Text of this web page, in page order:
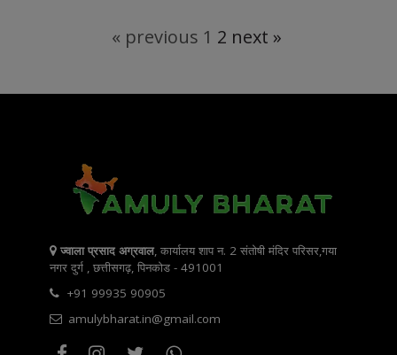
« previous 1 2 next »
ज्वाला प्रसाद अग्रवाल, कार्यालय शाप न. 2 संतोषी मंदिर परिसर,गया
नगर दुर्ग , छत्तीसगढ़, पिनकोड - 491001
+91 99935 90905
amulybharat.in@gmail.com